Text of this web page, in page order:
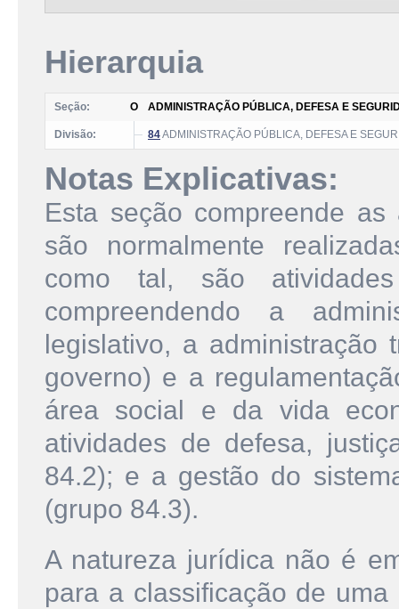
Hierarquia
Seção: O ADMINISTRAÇÃO PÚBLICA, DEFESA E
Divisão: 84ADMINISTRAÇÃO PÚBLICA, DEFESA E
Notas Explicativas:
Esta seção compreende
são normalmente
como tal, são atividades
compreendendo a
legislativo, a administração
governo) e a
área social e da vida
atividades de defesa,
84.2); e a gestão do
(grupo 84.3).
A natureza jurídica não é
para a classificação de